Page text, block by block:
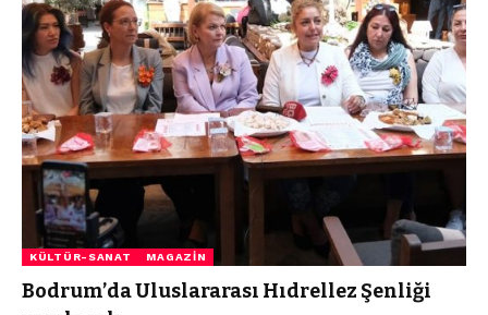
KÜLTÜR-SANAT MAGAZIN
Bodrum’da Uluslararası Hıdrellez Şenliği